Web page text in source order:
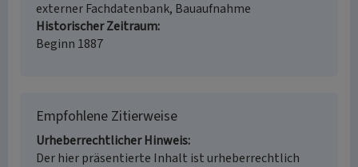
externer Fachdatenbank, Bauaufnahme
Historischer Zeitraum
Beginn 1887
Empfohlene Zitierweise
Urheberrechtlicher Hinweis
Der hier präsentierte Inhalt ist urheberrechtlich